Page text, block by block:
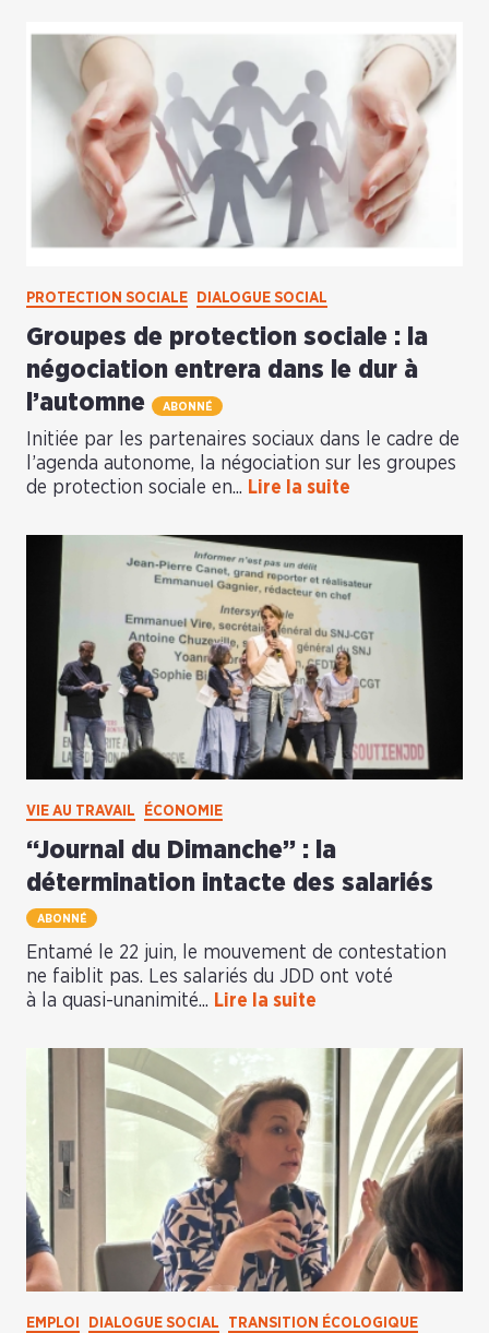
PROTECTION SOCIALE DIALOGUE SOCIAL
Groupes de protection sociale : la
négociation entrera dans le dur à
l’automne
ABONNÉ
Initiée par les partenaires sociaux dans le cadre de
l’agenda autonome, la négociation sur les groupes
de protection sociale en... Lire la suite
VIE AU TRAVAIL ÉCONOMIE
“Journal du Dimanche” : la
détermination intacte des salariés
ABONNÉ
Entamé le 22 juin, le mouvement de contestation
ne faiblit pas. Les salariés du JDD ont voté
à la quasi-unanimité... Lire la suite
EMPLOI DIALOGUE SOCIAL TRANSITION ÉCOLOGIQUE